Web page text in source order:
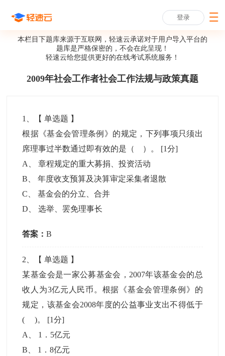
登录
本栏目下题库来源于互联网，轻速云承诺对于用户导入平台的
题库是严格保密的，不会在此呈现！
轻速云给您提供更好的在线考试系统服务！
2009年社会工作者社会工作法规与政策真题
1 、【单选题 】
根据《基金会管理条例》的规定，下列事项只须出
席理事过半数通过即有效的是（ ）。 [1分]
A
、章程规定的重大募捐、投资活动
B 、年度收支预算及决算审定采集者退散
C 、基金会的分立、合并
D 、选举、罢免理事长
答案：B
2 、【单选题 】
某基金会是一家公募基金会，2007年该基金会的总
收人为3亿元人民币。根据《基金会管理条例》的
规定，该基金会2008年度的公益事业支出不得低于
( )。 [1分]
A
1．5亿元
B
1．8亿元